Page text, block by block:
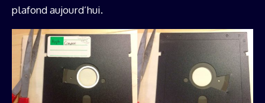
plafond aujourd’hui.